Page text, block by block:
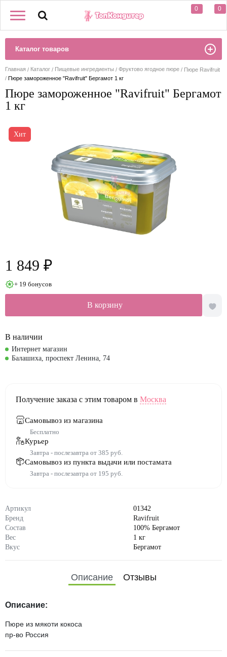
0 0
Каталог товаров
Главная Каталог Пищевые ингредиенты Фруктово ягодное пюре
Пюре Ravifruit
Пюре замороженное "Ravifruit" Бергамот 1 кг
Пюре замороженное "Ravifruit" Бергамот
1 кг
Хит
Артикул
01342
Бренд
Ravifruit
Состав
100% Бергамот
Вес
1 кг
Вкус
Бергамот
1 849 ₽
+ 19 бонусов
В корзину
В наличии
Интернет магазин
Балашиха, проспект Ленина, 74
Получение заказа с этим товаром в Москва
Самовывоз из магазина
Бесплатно
Курьер
Завтра - послезавтра от 385 руб.
Самовывоз из пункта выдачи или постамата
Завтра - послезавтра от 195 руб.
Описание Отзывы
Описание:
Пюре из мякоти кокоса
пр-во Россия